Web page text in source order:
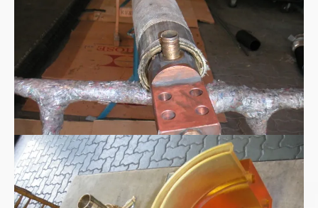
Polyurethan Spritzgussteil